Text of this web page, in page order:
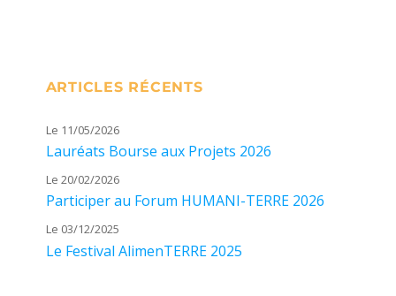
ARTICLES RÉCENTS
Le 11/05/2026
Lauréats Bourse aux Projets 2026
Le 20/02/2026
Participer au Forum HUMANI-TERRE 2026
Le 03/12/2025
Le Festival AlimenTERRE 2025